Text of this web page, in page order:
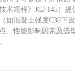
术规程》JGJ 145）
如混凝土强度C30下设
、性能影响因素及选